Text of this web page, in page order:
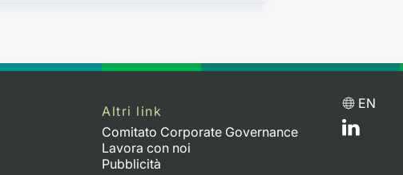
Altri link
Comitato Corporate Governance
Lavora con noi
Pubblicità
EN